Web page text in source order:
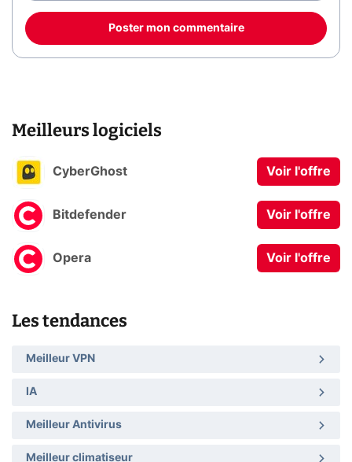
Poster mon commentaire
Meilleurs logiciels
CyberGhost Voir l'offre
Bitdefender Voir l'offre
Opera Voir l'offre
Les tendances
Meilleur VPN
IA
Meilleur Antivirus
Meilleur climatiseur